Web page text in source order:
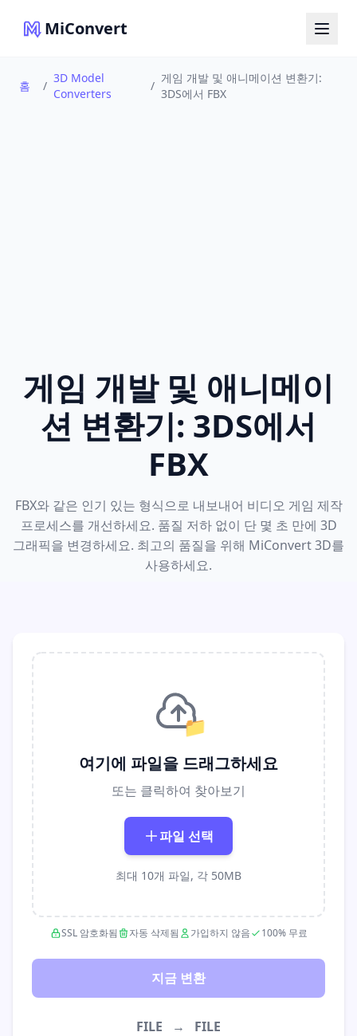
MiConvert
홈 /
3D Model
Converters
/
게임 개발 및 애니메이션 변환기:
3DS에서 FBX
게임 개발 및 애니메이
션 변환기: 3DS에서
FBX
FBX와 같은 인기 있는 형식으로 내보내어 비디오 게임 제작
프로세스를 개선하세요. 품질 저하 없이 단 몇 초 만에 3D
그래픽을 변경하세요. 최고의 품질을 위해 MiConvert 3D를
사용하세요.
📁
여기에 파일을 드래그하세요
또는 클릭하여 찾아보기
파일 선택
최대 10개 파일, 각 50MB
SSL 암호화됨 자동 삭제됨 가입하지 않음 100% 무료
지금 변환
FILE → FILE